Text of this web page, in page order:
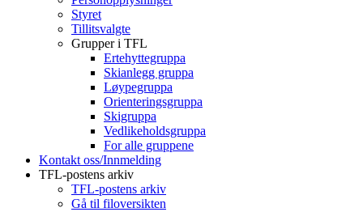
Styret
Tillitsvalgte
Grupper i TFL
Ertehyttegruppa
Skianlegg gruppa
Løypegruppa
Orienteringsgruppa
Skigruppa
Vedlikeholdsgruppa
For alle gruppene
Kontakt oss/Innmelding
TFL-postens arkiv
TFL-postens arkiv
Gå til filoversikten